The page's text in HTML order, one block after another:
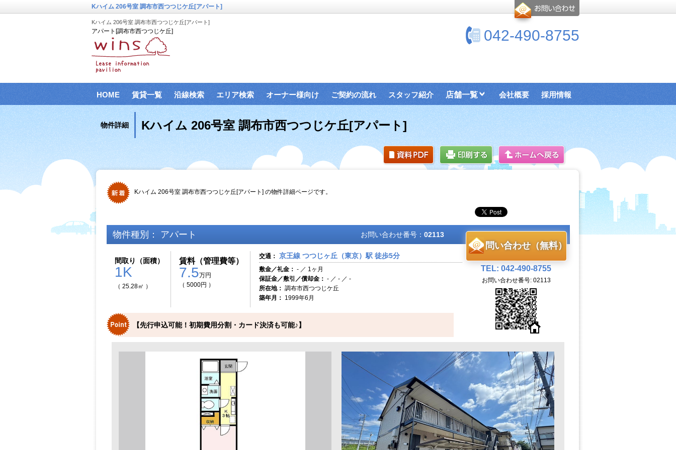
Kハイム 206号室 調布市西つつじケ丘[アパート]
Kハイム 206号室 調布市西つつじケ丘[アパート]
アパート[調布市西つつじケ丘] 042-490-8755
HOME 賃貸一覧 沿線検索 エリア検索 オーナー様向け ご契約の流れ スタッフ紹介 店舗一覧 会社概要 採用情報
物件詳細 Kハイム 206号室 調布市西つつじケ丘[アパート]
Kハイム 206号室 調布市西つつじケ丘[アパート] の物件詳細ページです。
物件種別： アパート お問い合わせ番号： 02113
間取り（面積）
1K
（ 25.28㎡ ）
賃料（管理費等）
7.5万円
（ 5000円 ）
交通： 京王線 つつじヶ丘（東京）駅 徒歩5分
敷金／礼金： - ／ 1ヶ月
保証金／敷引／償却金： - ／ - ／ -
所在地： 調布市西つつじケ丘
築年月： 1999年6月
【先行申込可能！初期費用分割・カード決済も可能♪】
問い合わせ（無料）
TEL: 042-490-8755
お問い合わせ番号: 02113